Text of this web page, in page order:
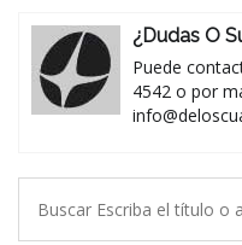
¿Dudas O
Puede
4542 o por